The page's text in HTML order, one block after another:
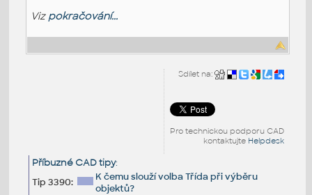
Viz pokračování...
Sdílet na:
Pro technickou podporu CAD
kontaktujte Helpdesk
Příbuzné CAD tipy:
Tip 3390:
K čemu slouží volba Třída při výběru
objektů?